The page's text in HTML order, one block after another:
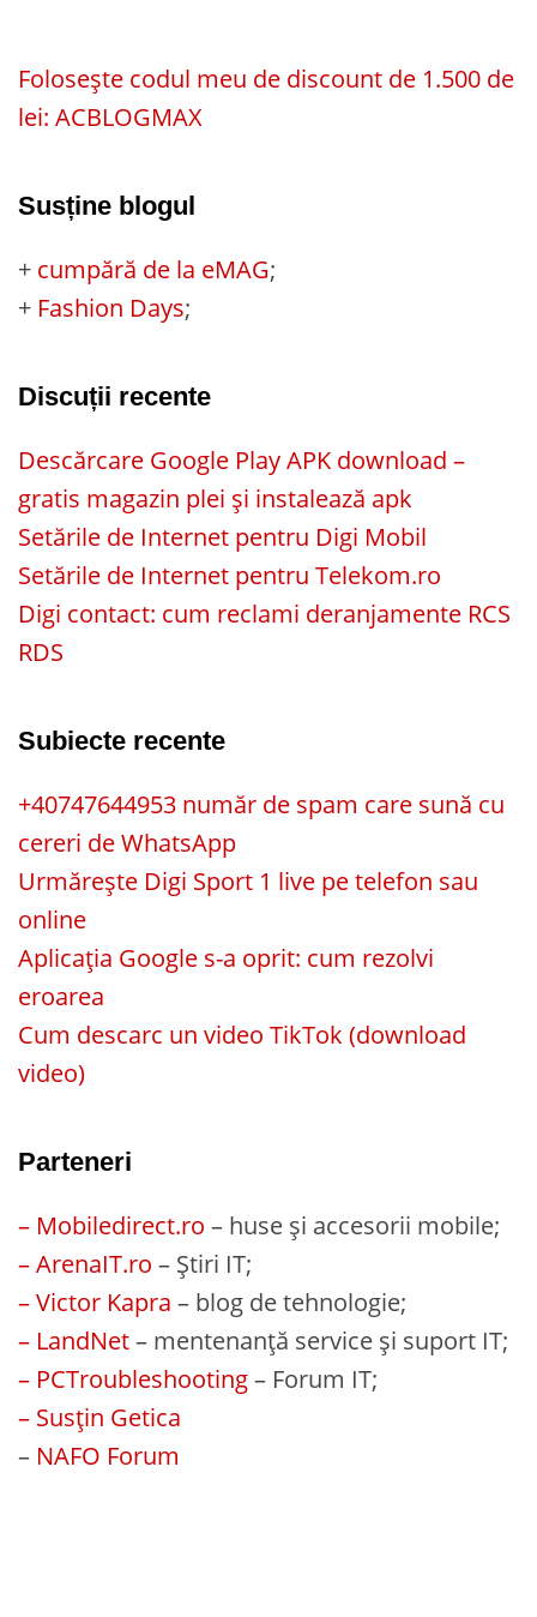
Folosește codul meu de discount de 1.500 de
lei: ACBLOGMAX
Susține blogul
+ cumpără de la eMAG;
+ Fashion Days;
Discuții recente
Descărcare Google Play APK download –
gratis magazin plei și instalează apk
Setările de Internet pentru Digi Mobil
Setările de Internet pentru Telekom.ro
Digi contact: cum reclami deranjamente RCS
RDS
Subiecte recente
+40747644953 număr de spam care sună cu
cereri de WhatsApp
Urmărește Digi Sport 1 live pe telefon sau
online
Aplicația Google s-a oprit: cum rezolvi
eroarea
Cum descarc un video TikTok (download
video)
Parteneri
– Mobiledirect.ro – huse și accesorii mobile;
– ArenaIT.ro – Știri IT;
– Victor Kapra – blog de tehnologie;
– LandNet– mentenanță service și suport IT;
– PCTroubleshooting– Forum IT;
– Susțin Getica
– NAFO Forum